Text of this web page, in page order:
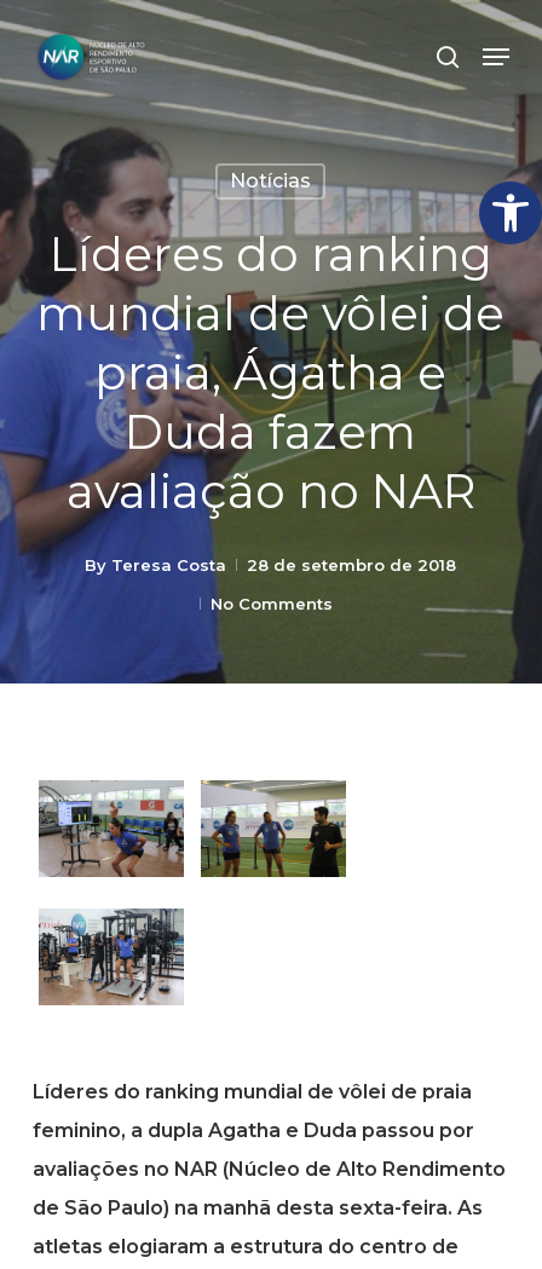
Abrir
Skip
main
content
search
Notícias
Líderes do ranking
mundial de vôlei de
praia, Ágatha e
Duda fazem
avaliação no NAR
By Teresa Costa
28 de setembro de 2018
No Comments
Líderes do ranking mundial de vôlei de praia
feminino, a dupla Agatha e Duda passou por
avaliações no NAR (Núcleo de Alto Rendimento
de São Paulo) na manhã desta sexta-feira. As
atletas elogiaram a estrutura do centro de
Menu